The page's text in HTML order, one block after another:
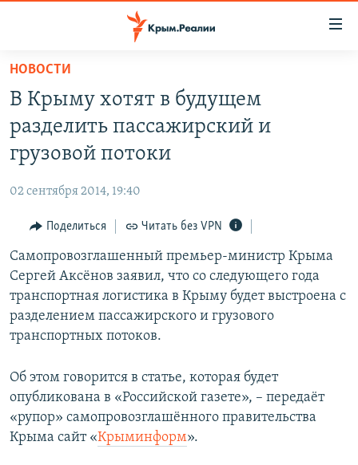
Вернуться
основному
содержанию
Вернутся
главной
навигации
Вернутся
поиску
СПЕЦПРОЕКТЫ
11 ЛЕТ ОККУПАЦИИ КРЫМА. 11 ИСТОРИЙ СОПРОТИВЛЕНИЯ
ВОДА
ЕЩЕ
ИНТЕРАКТИВ
ИНФОГРАФИКА
ТЕЛЕПРОЕКТ КРЫМ.РЕАЛИИ
СОВЕТЫ ПРАВОЗАЩИТНИКОВ
ПРОПАВШИЕ БЕЗ ВЕСТИ
ПОБЕДИТЕЛЕЙ НЕ СУДЯТ?
КРЫМ.НЕПОКОРЕННЫЙ
РАДІО СВОБОДА
КАК ОБОЙТИ БЛОКИРОВКУ
Українською
ПРИСОЕДИНЯЙТЕСЬ!
НОВОСТИ
В Крыму хотят в будущем
разделить пассажирский и
грузовой потоки
02 сентября 2014, 19:40
Поделиться Читать без VPN
Самопровозглашенный премьер-министр Крыма
Сергей Аксёнов заявил, что со следующего года
транспортная логистика в Крыму будет выстроена с
разделением пассажирского и грузового
транспортных потоков.
Об этом говорится в статье, которая будет
опубликована в «Российской газете», – передаёт
«рупор» самопровозглашённого правительства
Крыма сайт «Крыминформ».